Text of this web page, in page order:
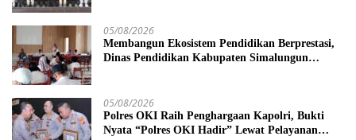
05/08/2026
Membangun Ekosistem Pendidikan Berprestasi,
Dinas Pendidikan Kabupaten Simalungun
05/08/2026
Polres OKI Raih Penghargaan Kapolri, Bukti
Nyata “Polres OKI Hadir” Lewat Pelayanan